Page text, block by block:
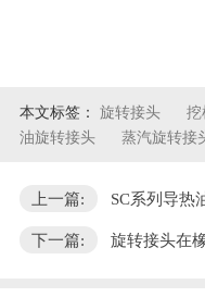
本文标签： 旋转接头 挖
油旋转接头
蒸汽旋转接
上一篇: SC系列导热
下一篇: 旋转接头在